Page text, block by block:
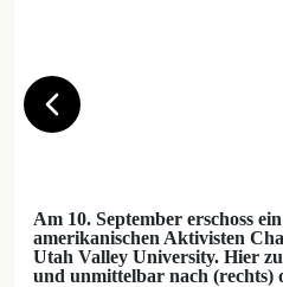
Am 10. September erschoss
amerikanischen Aktivisten
Utah Valley University. Hier
und unmittelbar nach (rechts)